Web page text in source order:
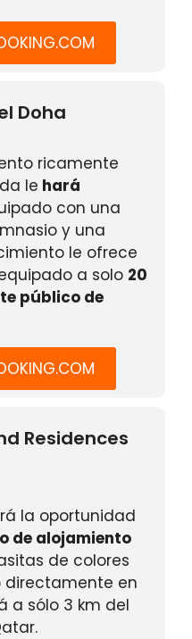
Doha
ricamente
le hará
con una
y una
le ofrece
a solo 20
público de
Residences
la oportunidad
de alojamiento
de colores
directamente en
a sólo 3 km del